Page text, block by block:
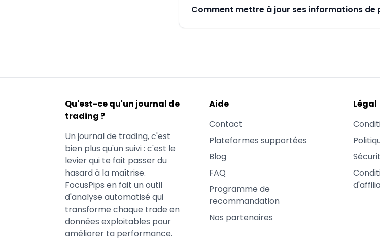
Comment mettre à jour ses informations de
Qu'est-ce qu'un journal de
trading ?
Un journal de trading, c'est
bien plus qu'un suivi : c'est le
levier qui te fait passer du
hasard à la maîtrise.
FocusPips en fait un outil
d'analyse automatisé qui
transforme chaque trade en
données exploitables pour
améliorer ta performance.
Aide
Contact
Plateformes supportées
Blog
FAQ
Programme de
recommandation
Nos partenaires
Légal